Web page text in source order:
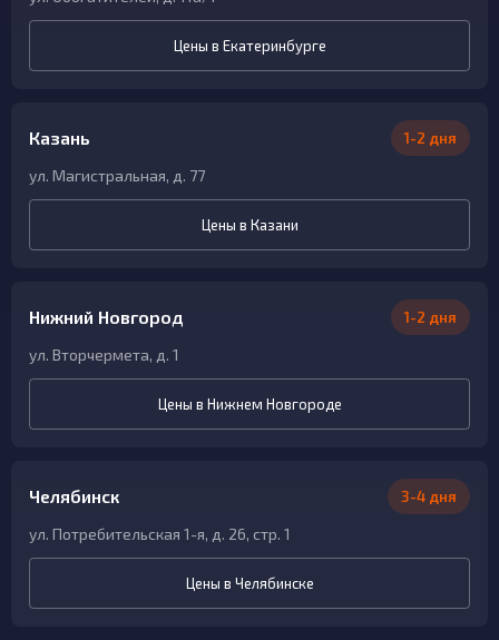
Цены в Екатеринбурге
Казань 1-2 дня
ул. Магистральная, д. 77
Цены в Казани
Нижний Новгород 1-2 дня
ул. Вторчермета, д. 1
Цены в Нижнем Новгороде
Челябинск 3-4 дня
ул. Потребительская 1-я, д. 26, стр. 1
Цены в Челябинске